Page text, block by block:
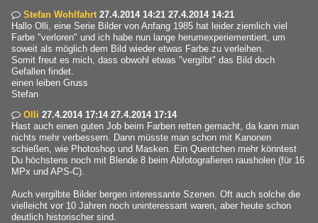
 Stefan Wohlfahrt 27.4.2014 14:21 27.4.2014 14:21
Hallo Olli, eine Serie Bilder von Anfang 1985 hat leider ziemlich viel
Farbe "verloren" und ich habe nun lange herumexperiementiert, um
soweit als möglich dem Bild wieder etwas Farbe zu verleihen.
Somit freut es mich, dass obwohl etwas "vergilbt" das Bild doch
Gefallen findet.
einen leiben Gruss
Stefan
 Olli 27.4.2014 17:14 27.4.2014 17:14
Hast auch einen guten Job beim Farben retten gemacht, da kann man
nichts mehr verbessern. Dann müsste man schon mit Kanonen
schießen, wie Photoshop und Masken. Ein Quentchen mehr könntest
Du höchstens noch mit Blende 8 beim Abfotografieren rausholen (für 16
MPx und APS-C).
Auch vergilbte Bilder bergen interessante Szenen. Oft auch solche die
vielleicht vor 10 Jahren noch uninteressant waren, aber heute schon
deutlich historischer sind.